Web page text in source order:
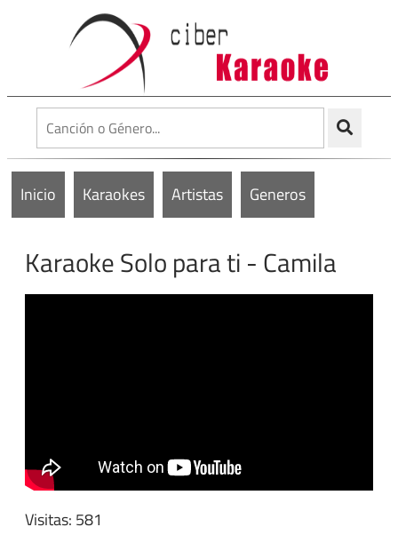
Inicio Karaokes Artistas Generos
Karaoke Solo para ti - Camila
Visitas: 581